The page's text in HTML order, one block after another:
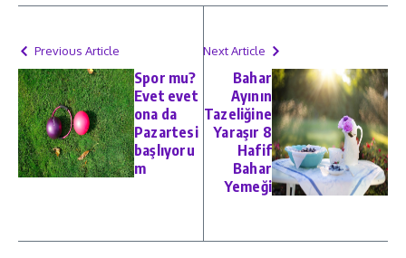
Previous Article
Spor mu?
Evet evet
ona da
Pazartesi
başlıyoru
m
Next Article
Bahar
Ayının
Tazeliğine
Yaraşır 8
Hafif
Bahar
Yemeği